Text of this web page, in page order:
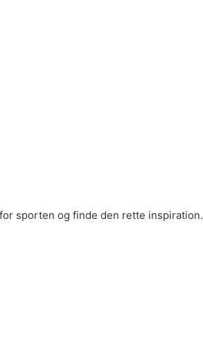
sporten og finde den rette inspiration.